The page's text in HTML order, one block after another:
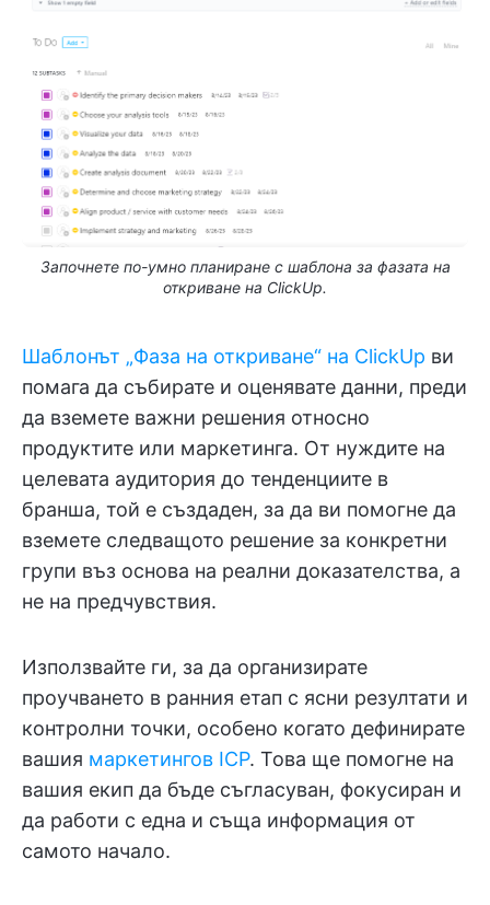
Започнете по-умно планиране с шаблона за фазата на
откриване на ClickUp.
Шаблонът „Фаза на откриване“ на ClickUp ви
помага да събирате и оценявате данни, преди
да вземете важни решения относно
продуктите или маркетинга. От нуждите на
целевата аудитория до тенденциите в
бранша, той е създаден, за да ви помогне да
вземете следващото решение за конкретни
групи въз основа на реални доказателства, а
не на предчувствия.
Използвайте ги, за да организирате
проучването в ранния етап с ясни резултати и
контролни точки, особено когато дефинирате
вашия маркетингов ICP. Това ще помогне на
вашия екип да бъде съгласуван, фокусиран и
да работи с една и съща информация от
самото начало.